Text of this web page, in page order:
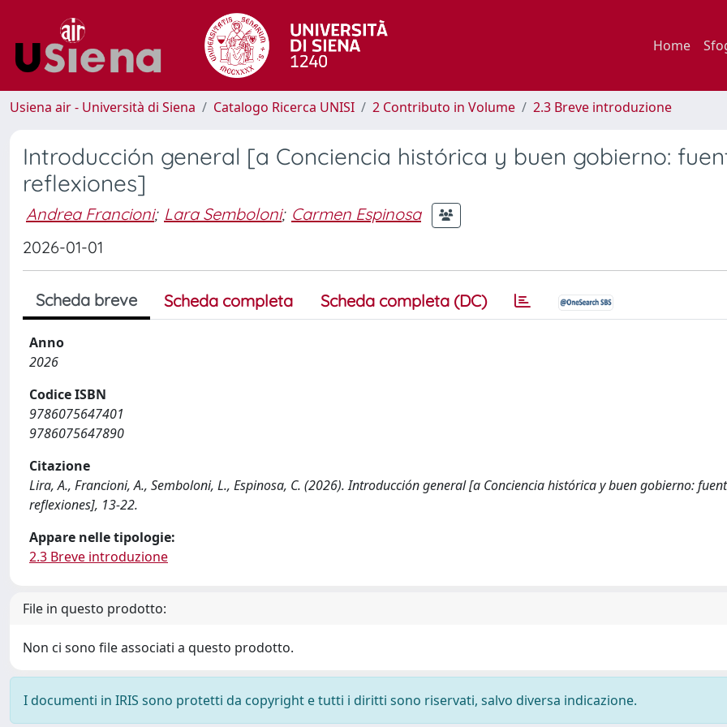
Home
Usiena air - Università di Siena Catalogo Ricerca UNISI 2 Contributo in Volume 2.3 Breve introduzione
Introducción general [a Conciencia histórica y buen gobierno:
reflexiones]
Andrea Francioni; Lara Semboloni; Carmen Espinosa
2026-01-01
Scheda breve Scheda completa Scheda completa (DC)
Anno
2026
Codice ISBN
9786075647401
9786075647890
Citazione
Lira, A., Francioni, A., Semboloni, L., Espinosa, C. (2026). Introducción general [a Conciencia histórica y buen gobierno:
reflexiones], 13-22.
Appare nelle tipologie:
2.3 Breve introduzione
File in questo prodotto:
Non ci sono file associati a questo prodotto.
I documenti in IRIS sono protetti da copyright e tutti i diritti sono riservati, salvo diversa indicazione.